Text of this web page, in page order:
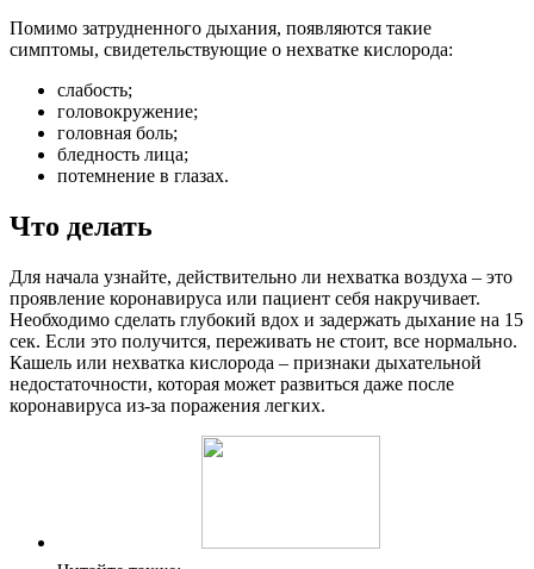
Помимо затрудненного дыхания, появляются такие
симптомы, свидетельствующие о нехватке кислорода:
слабость;
головокружение;
головная боль;
бледность лица;
потемнение в глазах.
Что делать
Для начала узнайте, действительно ли нехватка воздуха – это
проявление коронавируса или пациент себя накручивает.
Необходимо сделать глубокий вдох и задержать дыхание на 15
сек. Если это получится, переживать не стоит, все нормально.
Кашель или нехватка кислорода – признаки дыхательной
недостаточности, которая может развиться даже после
коронавируса из-за поражения легких.